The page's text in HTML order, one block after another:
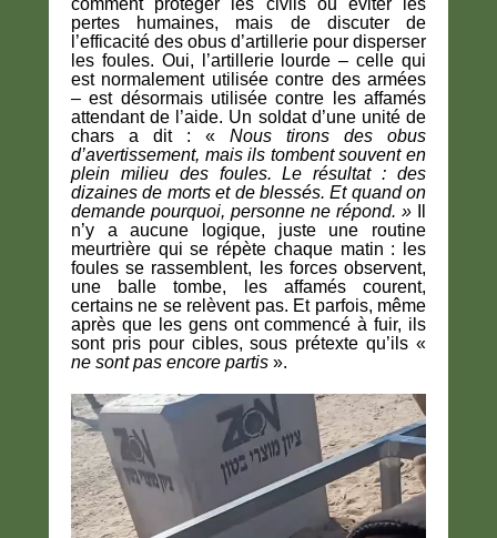
comment protéger les civils ou éviter les
pertes humaines, mais de discuter de
l’efficacité des obus d’artillerie pour disperser
les foules. Oui, l’artillerie lourde – celle qui
est normalement utilisée contre des armées
– est désormais utilisée contre les affamés
attendant de l’aide. Un soldat d’une unité de
chars a dit : « Nous tirons des obus
d’avertissement, mais ils tombent souvent en
plein milieu des foules. Le résultat : des
dizaines de morts et de blessés. Et quand on
demande pourquoi, personne ne répond. »
n’y a aucune logique, juste une routine
meurtrière qui se répète chaque matin : les
foules se rassemblent, les forces observent,
une balle tombe, les affamés courent,
certains ne se relèvent pas. Et parfois, même
après que les gens ont commencé à fuir, ils
sont pris pour cibles, sous prétexte qu’ils «
ne sont pas encore partis ».
Lecteur
vidéo